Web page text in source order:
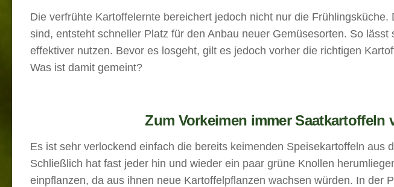
Die verfrühte Kartoffelernte bereichert jedoch nicht nur die
sind, entsteht schneller Platz für den Anbau neuer Gemüsesorten. So lässt
effektiver nutzen. Bevor es losgeht, gilt es jedoch vorher die richtigen
Was ist damit gemeint?
Zum Vorkeimen immer Saatkartoffeln
Es ist sehr verlockend einfach die bereits keimenden Speisekartoffeln aus
Schließlich hat fast jeder hin und wieder ein paar grüne Knollen
einpflanzen, da aus ihnen neue Kartoffelpflanzen wachsen würden. In der